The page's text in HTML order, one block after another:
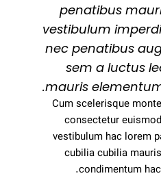
penatibus
vestibulum
nec penatibus
sem a luctus
mauris
Cum scelerisque
consectetur
vestibulum hac lorem
cubilia cubilia
condimentum